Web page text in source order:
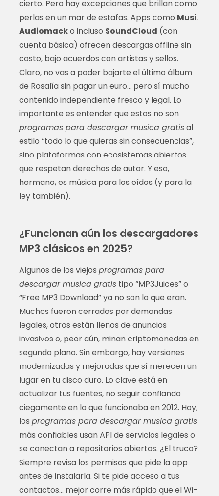
cierto. Pero hay excepciones que brillan como
perlas en un mar de estafas. Apps como Musi,
Audiomacko incluso SoundCloud (con
cuenta básica) ofrecen descargas offline sin
costo, bajo acuerdos con artistas y sellos.
Claro, no vas a poder bajarte el último álbum
de Rosalía sin pagar un euro… pero sí mucho
contenido independiente fresco y legal. Lo
importante es entender que estos no son
programas para descargar musica gratisal
estilo “todo lo que quieras sin consecuencias”,
sino plataformas con ecosistemas abiertos
que respetan derechos de autor. Y eso,
hermano, es música para los oídos (y para la
ley también).
¿Funcionan aún los descargadores
MP3 clásicos en 2025?
Algunos de los viejos programas para
descargar musica gratistipo “MP3Juices” o
“Free MP3 Download” ya no son lo que eran.
Muchos fueron cerrados por demandas
legales, otros están llenos de anuncios
invasivos o, peor aún, minan criptomonedas en
segundo plano. Sin embargo, hay versiones
modernizadas y mejoradas que sí merecen un
lugar en tu disco duro. Lo clave está en
actualizar tus fuentes, no seguir confiando
ciegamente en lo que funcionaba en 2012. Hoy,
los programas para descargar musica gratis
más confiables usan API de servicios legales o
se conectan a repositorios abiertos. ¿El truco?
Siempre revisa los permisos que pide la app
antes de instalarla. Si te pide acceso a tus
contactos… mejor corre más rápido que el Wi-